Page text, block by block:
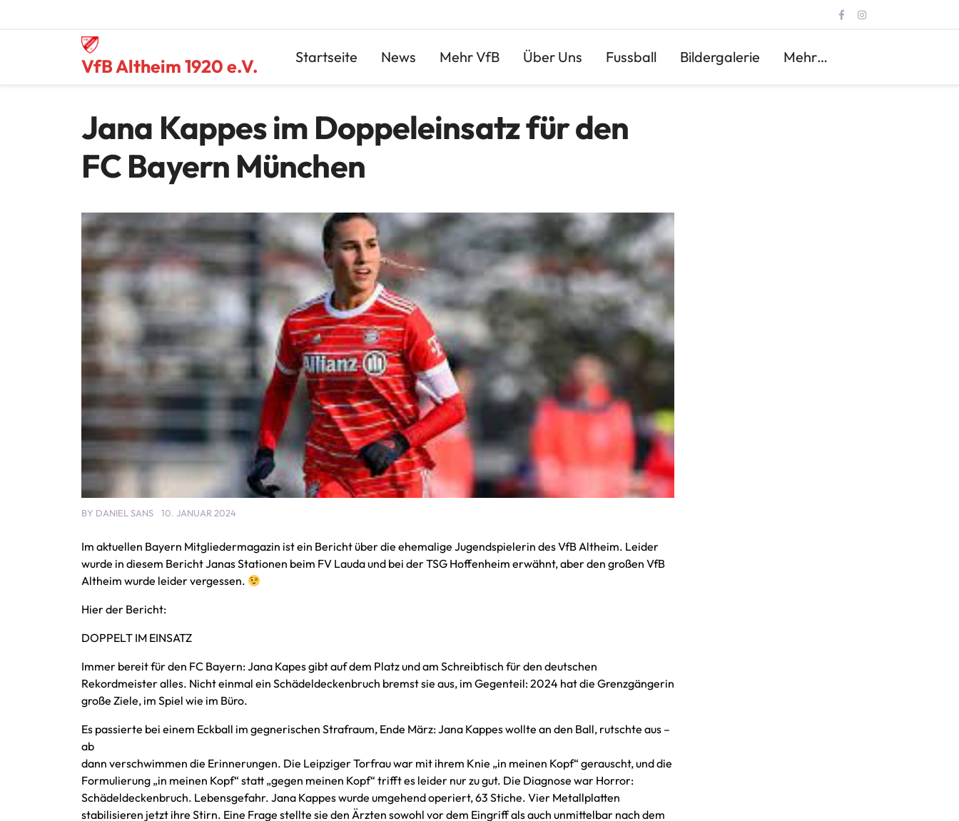
VfB Altheim 1920 e.V. Startseite News Mehr VfB Über Uns Fussball Bildergalerie Mehr…
Jana Kappes im Doppeleinsatz für den
FC Bayern München
BY DANIEL SANS 10. JANUAR 2024
Im aktuellen Bayern Mitgliedermagazin ist ein Bericht über die ehemalige Jugendspielerin des VfB Altheim. Leider
wurde in diesem Bericht Janas Stationen beim FV Lauda und bei der TSG Hoffenheim erwähnt, aber den großen VfB
Altheim wurde leider vergessen.
Hier der Bericht:
DOPPELT IM EINSATZ
Immer bereit für den FC Bayern: Jana Kapes gibt auf dem Platz und am Schreibtisch für den deutschen
Rekordmeister alles. Nicht einmal ein Schädeldeckenbruch bremst sie aus, im Gegenteil: 2024 hat die Grenzgängerin
große Ziele, im Spiel wie im Büro.
Es passierte bei einem Eckball im gegnerischen Strafraum, Ende März: Jana Kappes wollte an den Ball, rutschte aus –
ab
dann verschwimmen die Erinnerungen. Die Leipziger Torfrau war mit ihrem Knie „in meinen Kopf“ gerauscht, und die
Formulierung „in meinen Kopf“ statt „gegen meinen Kopf“ trifft es leider nur zu gut. Die Diagnose war Horror:
Schädeldeckenbruch. Lebensgefahr. Jana Kappes wurde umgehend operiert, 63 Stiche. Vier Metallplatten
stabilisieren jetzt ihre Stirn. Eine Frage stellte sie den Ärzten sowohl vor dem Eingriff als auch unmittelbar nach dem